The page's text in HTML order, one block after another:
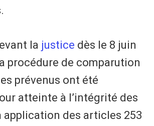
la justice dès le 8 juin
procédure de comparution
prévenus ont été
atteinte à l’intégrité des
application des articles 253